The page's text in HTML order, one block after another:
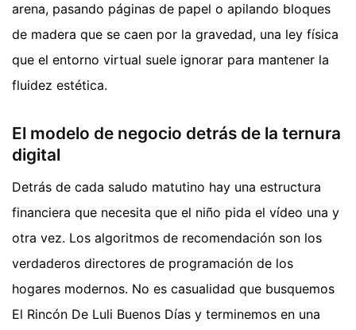
arena, pasando páginas de papel o apilando bloques
de madera que se caen por la gravedad, una ley física
que el entorno virtual suele ignorar para mantener la
fluidez estética.
El modelo de negocio detrás de la ternura
digital
Detrás de cada saludo matutino hay una estructura
financiera que necesita que el niño pida el vídeo una y
otra vez. Los algoritmos de recomendación son los
verdaderos directores de programación de los
hogares modernos. No es casualidad que busquemos
El Rincón De Luli Buenos Días y terminemos en una